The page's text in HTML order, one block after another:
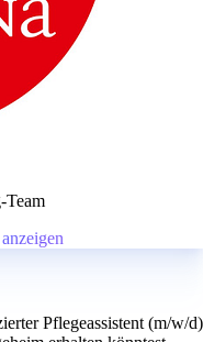
Team
Pflegeassistent (m/w/d)